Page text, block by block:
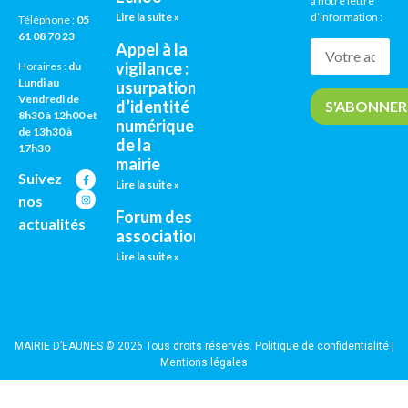
Téléphone : 05
61 08 70 23
Horaires : du
Lundi au
Vendredi de
8h30 à 12h00 et
de 13h30 à
17h30
Suivez
nos
actualités
Lire la suite »
Appel à la
vigilance :
usurpation
d’identité
numérique
de la
mairie
Lire la suite »
Forum des
associations
Lire la suite »
d’information :
MAIRIE D’EAUNES © 2026 Tous droits réservés. Politique de confidentialité|
Mentions légales